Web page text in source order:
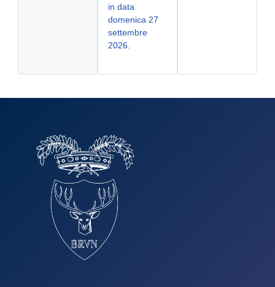
in data
domenica 27
settembre
2026.